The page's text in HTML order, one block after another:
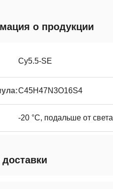
о продукции
Cy5.5-SE
C45H47N3O16S4
-20 °C, подальше от света